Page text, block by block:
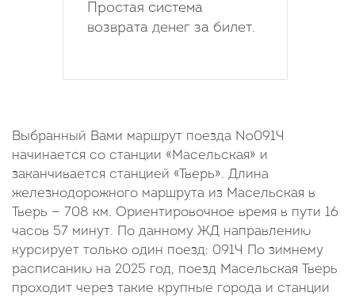
Простая система
возврата денег за билет.
Выбранный Вами маршрут поезда №091Ч
начинается со станции «Масельская» и
заканчивается станцией «Тверь». Длина
железнодорожного маршрута из Масельская в
Тверь — 708 км. Ориентировочное время в пути 16
часов 57 минут. По данному ЖД направлению
курсирует только один поезд: 091Ч По зимнему
расписанию на 2025 год, поезд Масельская Тверь
проходит через такие крупные города и станции